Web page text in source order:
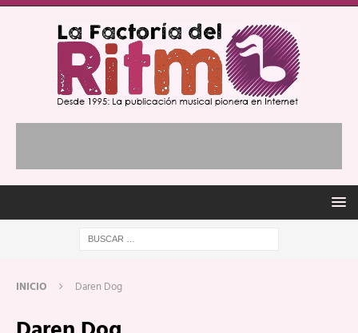
INICIO Daren Dog